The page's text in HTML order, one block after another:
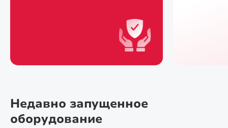
Недавно запущенное
оборудование